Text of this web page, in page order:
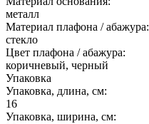
металл
Материал плафона / абажура:
стекло
Цвет плафона / абажура:
коричневый, черный
Упаковка
Упаковка, длина, см:
16
Упаковка, ширина, см: